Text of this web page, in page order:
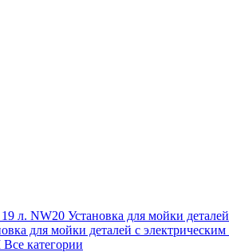
19 л. NW20 Установка для мойки
для мойки деталей с
Все категории